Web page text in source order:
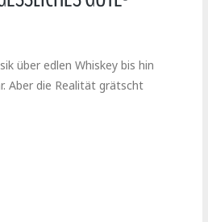
über edlen Whiskey bis hin
Aber die Realität grätscht